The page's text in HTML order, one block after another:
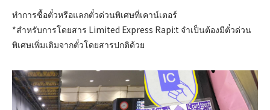
ทำการซื้อตั๋วหรือแลกตั๋วด่วนพิเศษที่เคาน์เตอร์
*สำหรับการโดยสาร Limited Express Rapi:t จำเป็นต้องมีตั๋วด่วน
พิเศษเพิ่มเติมจากตั๋วโดยสารปกติด้วย